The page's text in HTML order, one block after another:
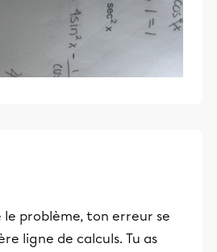
le problème, ton erreur se
ligne de calculs. Tu as